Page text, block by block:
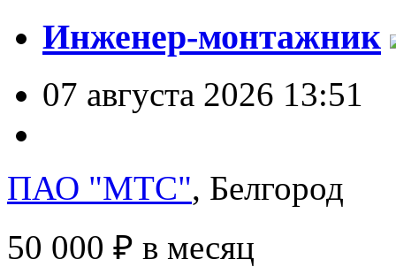
Инженер-монтажник
07 августа 2026 13:51
ПАО "МТС", Белгород
50 000 ₽ в месяц